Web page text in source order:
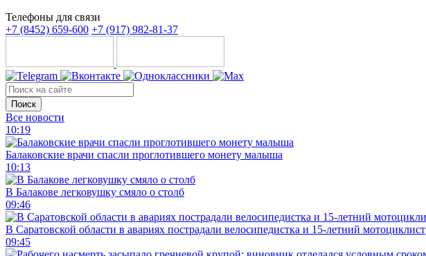
Телефоны для связи
+7 (8452) 659-600 +7 (917) 982-81-37
Поиск
Все новости
10:19
Балаковские врачи спасли проглотившего монету малыша
10:13
В Балакове легковушку смяло о столб
09:46
В Саратовской области в авариях пострадали велосипедистка и 15-летний мотоциклист
09:45